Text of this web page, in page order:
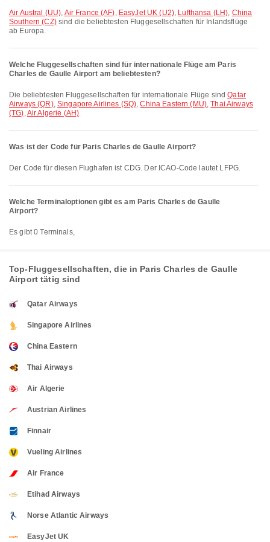
Air Austral (UU), Air France (AF), EasyJet UK (U2), Lufthansa (LH), China
Southern (CZ)sind die beliebtesten Fluggesellschaften für Inlandsflüge
ab Europa.
Welche Fluggesellschaften sind für internationale Flüge am Paris
Charles de Gaulle Airport am beliebtesten?
Die beliebtesten Fluggesellschaften für internationale Flüge sindQatar
Airways (QR), Singapore Airlines (SQ),China Eastern (MU),Thai Airways
(TG),Air Algerie (AH).
Was ist der Code für Paris Charles de Gaulle Airport?
Der Code für diesen Flughafen ist CDG. Der ICAO-Code lautet LFPG.
Welche Terminaloptionen gibt es am Paris Charles de Gaulle
Airport?
Es gibt 0 Terminals,
Top-Fluggesellschaften, die in Paris Charles de Gaulle
Airport tätig sind
Qatar Airways
Singapore Airlines
China Eastern
Thai Airways
Air Algerie
Austrian Airlines
Finnair
Vueling Airlines
Air France
Etihad Airways
Norse Atlantic Airways
EasyJet UK